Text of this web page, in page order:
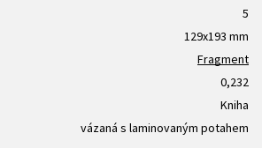
5
129x193 mm
Fragment
0,232
Kniha
vázaná s laminovaným potahem